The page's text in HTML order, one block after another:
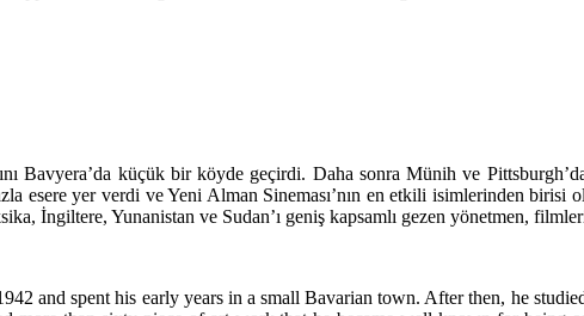
Bavyera’da küçük bir köyde geçirdi. Daha sonra Münih ve
esere yer verdi ve Yeni Alman Sineması’nın en etkili isimlerinden birisi
İngiltere, Yunanistan ve Sudan’ı geniş kapsamlı gezen yönetmen,
and spent his early years in a small Bavarian town. After then, he